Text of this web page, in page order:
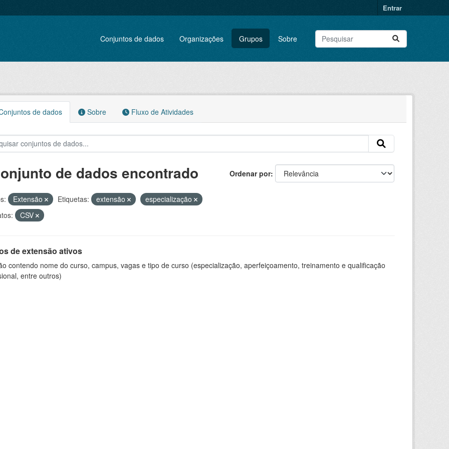
Entrar
Conjuntos de dados Organizações Grupos Sobre
de dados Sobre Fluxo de Atividades
Ordenar por
de dados encontrado
Extensão Etiquetas: extensão
especialização
CSV
de extensão ativos
contendo nome do curso, campus, vagas e tipo de curso (especialização, aperfeiçoamento, treinamento e qualificação
entre outros)